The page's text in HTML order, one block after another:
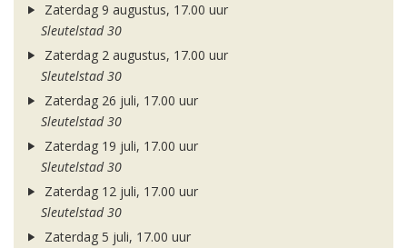
Zaterdag 9 augustus, 17.00 uur
Sleutelstad 30
Zaterdag 2 augustus, 17.00 uur
Sleutelstad 30
Zaterdag 26 juli, 17.00 uur
Sleutelstad 30
Zaterdag 19 juli, 17.00 uur
Sleutelstad 30
Zaterdag 12 juli, 17.00 uur
Sleutelstad 30
Zaterdag 5 juli, 17.00 uur